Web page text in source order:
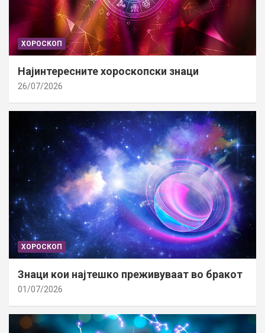
ХОРОСКОП
Најинтересните хороскопски знаци
26/07/2026
ХОРОСКОП
Знаци кои најтешко преживуваат во бракот
01/07/2026